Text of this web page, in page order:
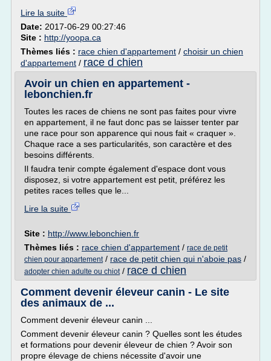
Lire la suite
Date: 2017-06-29 00:27:46
Site : http://yoopa.ca
Thèmes liés : race chien d'appartement / choisir un chien
d'appartement / race d chien
Avoir un chien en appartement -
lebonchien.fr
Toutes les races de chiens ne sont pas faites pour vivre
en appartement, il ne faut donc pas se laisser tenter par
une race pour son apparence qui nous fait « craquer ».
Chaque race a ses particularités, son caractère et des
besoins différents.
Il faudra tenir compte également d'espace dont vous
disposez, si votre appartement est petit, préférez les
petites races telles que le...
Lire la suite
Site : http://www.lebonchien.fr
Thèmes liés : race chien d'appartement / race de petit
chien pour appartement/ race de petit chien qui n'aboie pas /
adopter chien adulte ou chiot/ race d chien
Comment devenir éleveur canin - Le site
des animaux de ...
Comment devenir éleveur canin ...
Comment devenir éleveur canin ? Quelles sont les études
et formations pour devenir éleveur de chien ? Avoir son
propre élevage de chiens nécessite d'avoir une